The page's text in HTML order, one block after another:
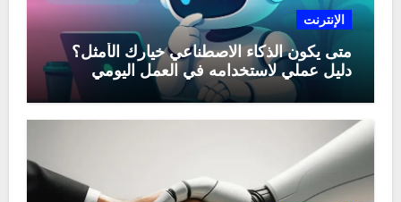
الإنترنت
متى يكون الذكاء الاصطناعي خيارك الأمثل؟
دليل عملي لاستخدامه في العمل اليومي